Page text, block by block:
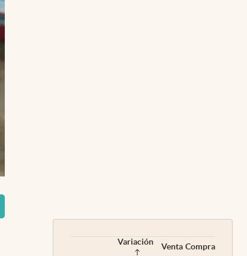
Variación Venta Compra